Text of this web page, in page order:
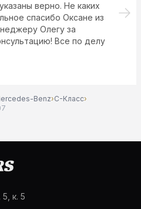
верно. Не каких
спасибо Оксане из
Олегу за
Все по делу
Benz›C-Класс›
к. 5